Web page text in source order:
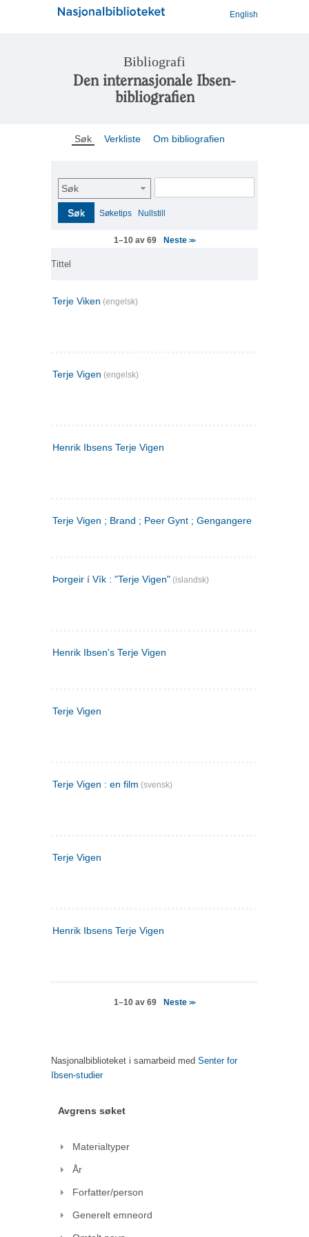
English
Bibliografi
Den internasjonale Ibsen-
bibliografien
Søk Verkliste Om bibliografien
Søk
Søk Søketips Nullstill
1–10 av 69 Neste>>
Tittel
Terje Viken (engelsk)
Terje Vigen (engelsk)
Henrik Ibsens Terje Vigen
Terje Vigen ; Brand ; Peer Gynt ; Gengangere
Þorgeir í Vík : "Terje Vigen" (islandsk)
Henrik Ibsen's Terje Vigen
Terje Vigen
Terje Vigen : en film (svensk)
Terje Vigen
Henrik Ibsens Terje Vigen
1–10 av 69 Neste>>
Nasjonalbiblioteket i samarbeid med Senter for
Ibsen-studier
Avgrens søket
Materialtyper
År
Forfatter/person
Generelt emneord